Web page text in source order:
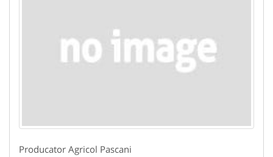
Producator Agricol Pascani